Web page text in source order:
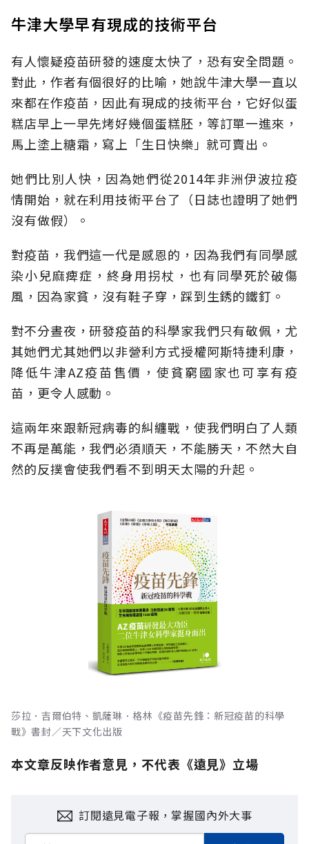
牛津大學早有現成的技術平台
有人懷疑疫苗研發的速度太快了，恐有安全問題 。
對此，作者有個很好的比喻 ， 她說牛津大學一直以
來都在作疫苗，因此有現成的技術平台，它好似蛋
糕店早上一早先烤好幾個蛋糕胚，等訂單一進來，
馬上塗上糖霜，寫上「生日快樂」就可賣出。
她們比別人快，因為她們從2014年非洲伊波拉疫
情開始 ， 就在利用技術平台了（日誌也證明了她們
沒有做假）
。
對疫苗，我們這一代是感恩的，因為我們有同學感
染小兒麻痺症 ， 終身用拐杖，也有同學死於破傷
風，因為家貧 ， 沒有鞋子穿 ， 踩到生銹的鐵釘 。
對不分晝夜 ，研發疫苗的科學家我們只有敬佩，尤
其她們尤其她們以非營利方式授權阿斯特捷利康，
降低牛津AZ疫苗售價，使貧窮國家也可享有疫
苗，更令人感動 。
這兩年來跟新冠病毒的糾纏戰，使我們明白了人類
不再是萬能，我們必須順天，不能勝天，不然大自
然的反撲會使我們看不到明天太陽的升起 。
莎拉．吉爾伯特、凱薩琳．格林《疫苗先鋒：新冠疫苗的科學
戰》書封／天下文化出版
本文章反映作者意見，不代表《遠見》立場
訂閱遠見電子報，掌握國內外大事